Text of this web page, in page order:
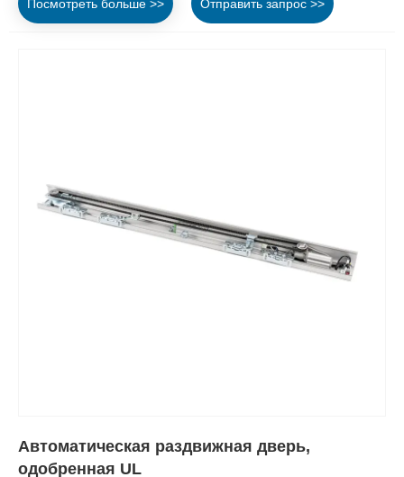
Посмотреть больше >> Отправить запрос >>
Автоматическая раздвижная дверь,
одобренная UL